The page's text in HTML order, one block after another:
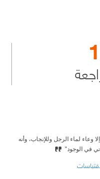
لماء الرجل وللإنجاب، وأنه
في الوجود"